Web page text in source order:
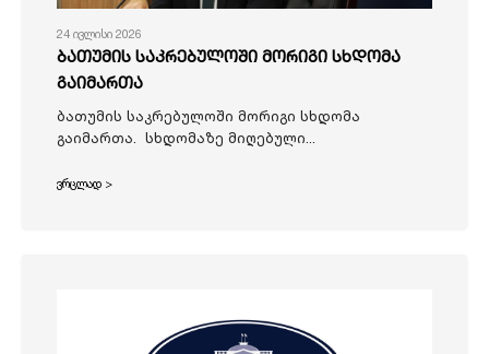
24 ივლისი 2026
ბათუმის საკრებულოში მორიგი სხდომა
გაიმართა
ბათუმის საკრებულოში მორიგი სხდომა
გაიმართა. სხდომაზე მიღებული...
ვრცლად >